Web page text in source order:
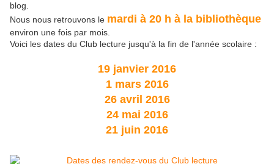
blog.
Nous nous retrouvons le mardi à 20 h à la bibliothèque
environ une fois par mois.
Voici les dates du Club lecture jusqu'à la fin de l'année scolaire :
19 janvier 2016
1 mars 2016
26 avril 2016
24 mai 2016
21 juin 2016